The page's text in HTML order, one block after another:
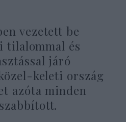
vezetett be
tilalommal és
járó
keleti ország
azóta minden